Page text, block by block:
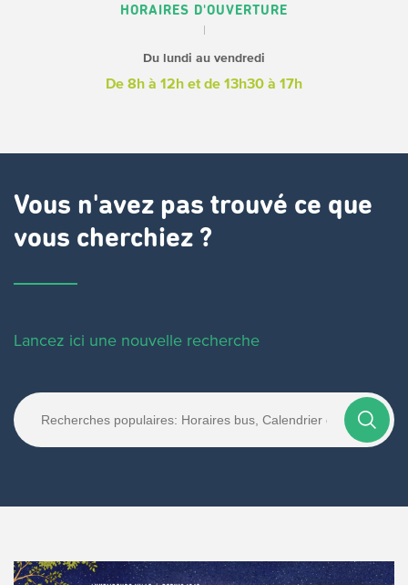
HORAIRES D'OUVERTURE
Du lundi au vendredi
De 8h à 12h et de 13h30 à 17h
Vous n'avez pas trouvé ce que
vous cherchiez ?
Lancez ici une nouvelle recherche